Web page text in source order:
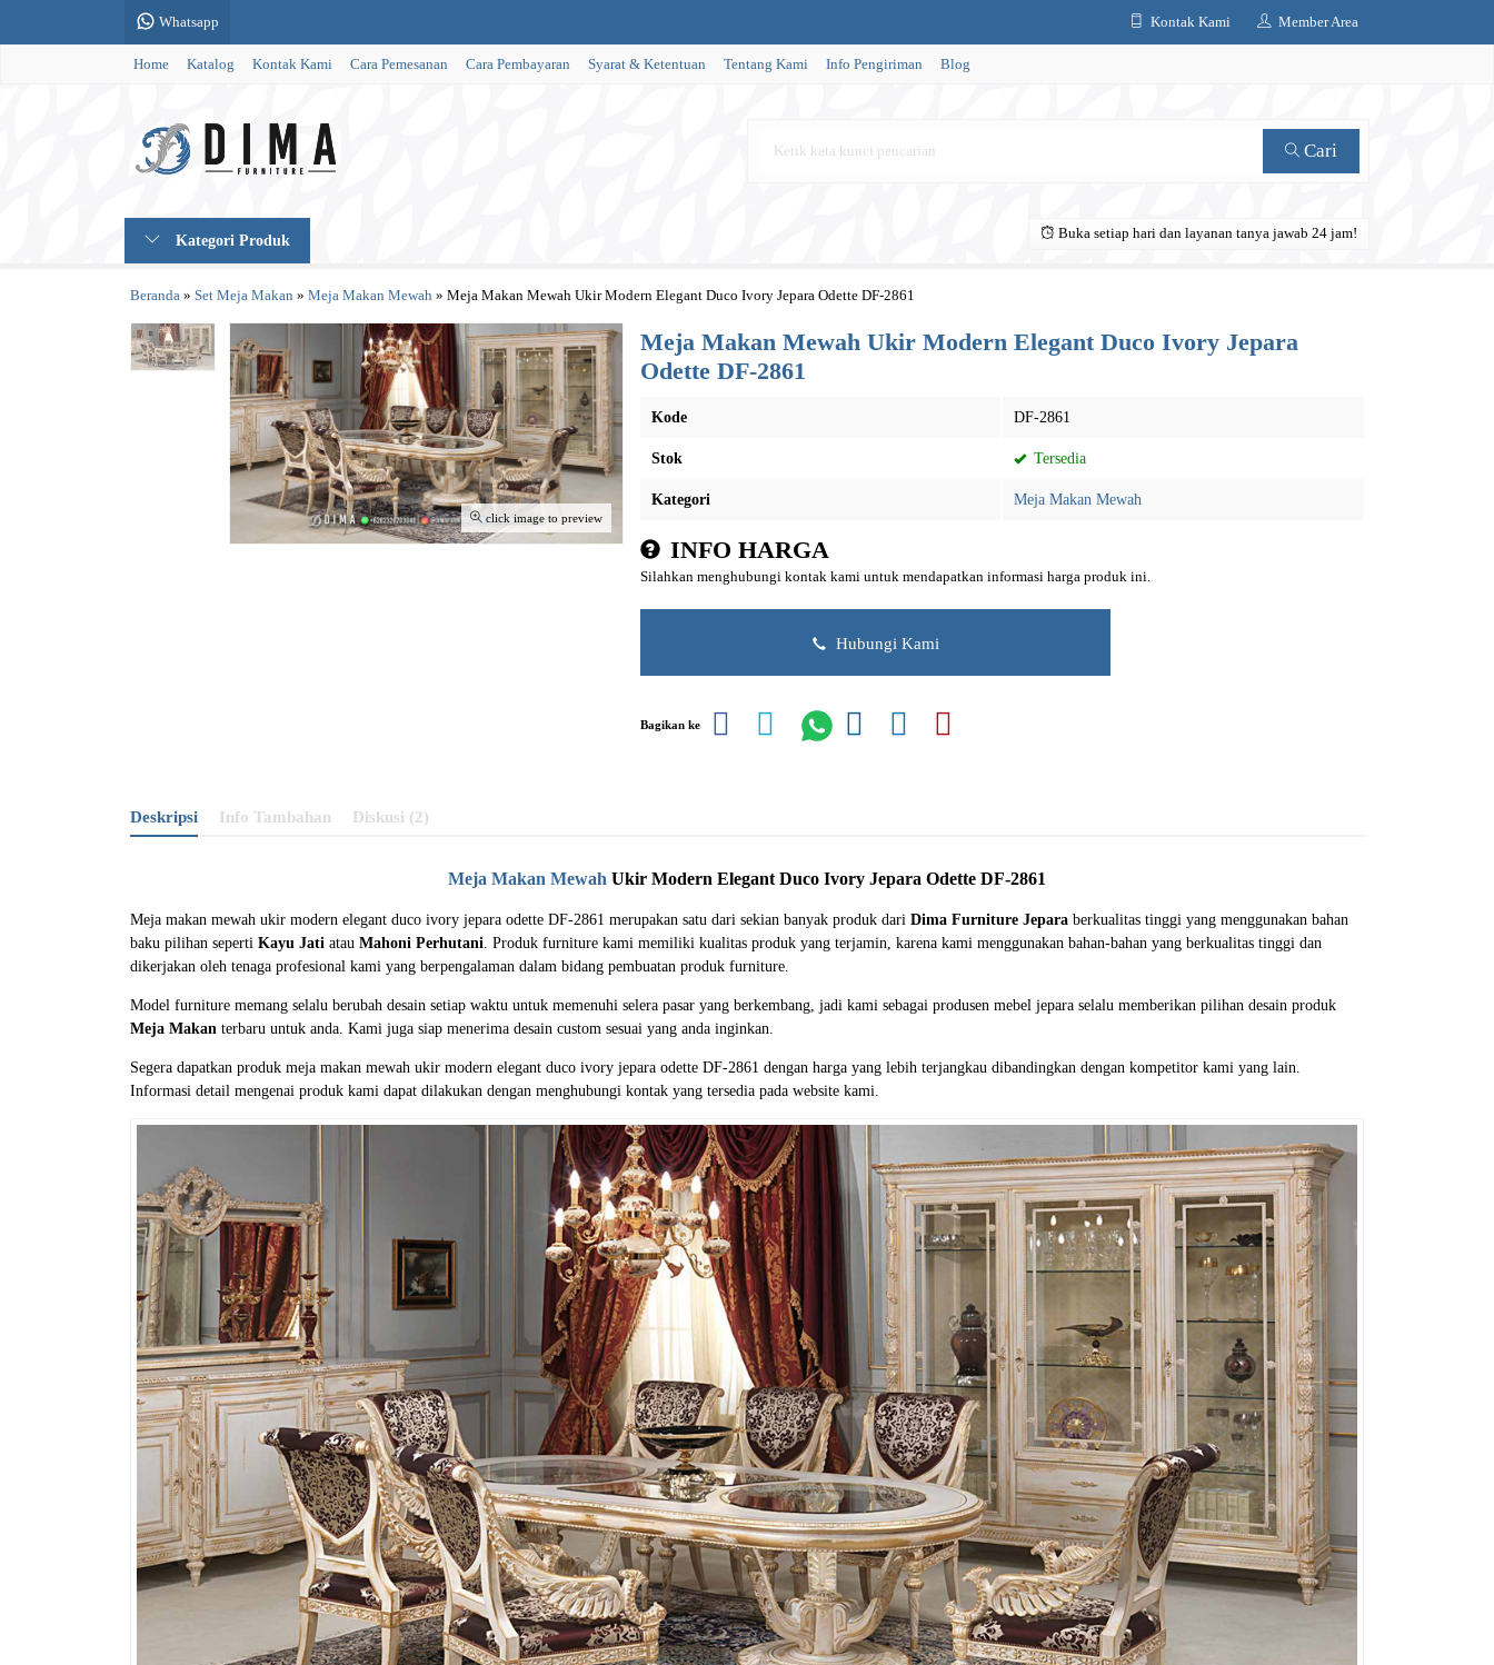
Whatsapp Kontak Kami Member Area
Home Katalog Kontak Kami Cara Pemesanan Cara Pembayaran Syarat & Ketentuan Tentang Kami Info Pengiriman Blog
Cari
Kategori Produk Buka setiap hari dan layanan tanya jawab 24 jam!
Beranda » Set Meja Makan » Meja Makan Mewah » Meja Makan Mewah Ukir Modern Elegant Duco Ivory Jepara Odette DF-2861
click image to preview
Meja Makan Mewah Ukir Modern Elegant Duco Ivory Jepara
Odette DF-2861
Kode DF-2861
Stok Tersedia
Kategori Meja Makan Mewah
INFO HARGA
Silahkan menghubungi kontak kami untuk mendapatkan informasi harga produk ini.
Hubungi Kami
Bagikan ke
Deskripsi Info Tambahan Diskusi (2)
Meja Makan Mewah Ukir Modern Elegant Duco Ivory Jepara Odette DF-2861
Meja makan mewah ukir modern elegant duco ivory jepara odette DF-2861 merupakan satu dari sekian banyak produk dari Dima Furniture Jepara berkualitas tinggi yang menggunakan bahan
baku pilihan seperti Kayu Jati atau Mahoni Perhutani . Produk furniture kami memiliki kualitas produk yang terjamin, karena kami menggunakan bahan-bahan yang berkualitas tinggi dan
dikerjakan oleh tenaga profesional kami yang berpengalaman dalam bidang pembuatan produk furniture.
Model furniture memang selalu berubah desain setiap waktu untuk memenuhi selera pasar yang berkembang, jadi kami sebagai produsen mebel jepara selalu memberikan pilihan desain produk
Meja Makan terbaru untuk anda. Kami juga siap menerima desain custom sesuai yang anda inginkan.
Segera dapatkan produk meja makan mewah ukir modern elegant duco ivory jepara odette DF-2861 dengan harga yang lebih terjangkau dibandingkan dengan kompetitor kami yang lain.
Informasi detail mengenai produk kami dapat dilakukan dengan menghubungi kontak yang tersedia pada website kami.